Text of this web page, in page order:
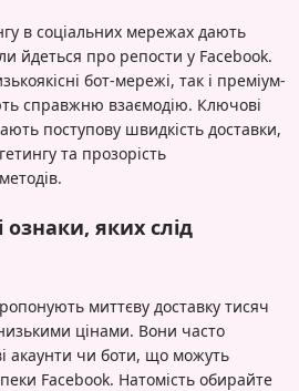
в соціальних мережах дають
йдеться про репости у Facebook.
бот-мережі, так і преміум-
справжню взаємодію. Ключові
поступову швидкість доставки,
та прозорість
яких слід
миттєву доставку тисяч
цінами. Вони часто
акаунти чи боти, що можуть
Facebook. Натомість обирайте